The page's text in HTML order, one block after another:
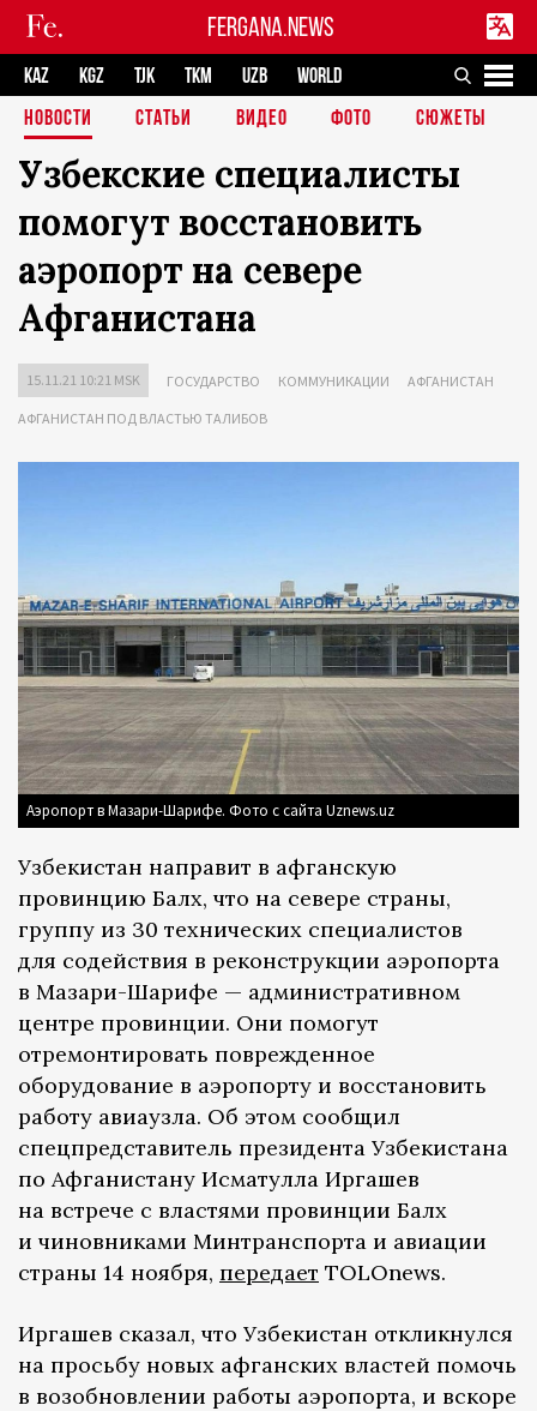
FERGANA.NEWS
KAZ KGZ TJK TKM UZB
WORLD
НОВОСТИ
СТАТЬИ ВИДЕО ФОТО СЮЖЕТЫ
Узбекские специалисты
помогут восстановить
аэропорт на севере
Афганистана
15.11.21 10:21 MSK ГОСУДАРСТВО КОММУНИКАЦИИ АФГАНИСТАН
АФГАНИСТАН ПОД ВЛАСТЬЮ ТАЛИБОВ
Аэропорт в Мазари-Шарифе. Фото с сайта Uznews.uz
Узбекистан направит в афганскую
провинцию Балх, что на севере страны,
группу из 30 технических специалистов
для содействия в реконструкции аэропорта
в Мазари-Шарифе — административном
центре провинции. Они помогут
отремонтировать поврежденное
оборудование в аэропорту и восстановить
работу авиаузла. Об этом сообщил
спецпредставитель президента Узбекистана
по Афганистану Исматулла Иргашев
на встрече с властями провинции Балх
и чиновниками Минтранспорта и авиации
страны 14 ноября, передает TOLOnews.
Иргашев сказал, что Узбекистан откликнулся
на просьбу новых афганских властей помочь
в возобновлении работы аэропорта, и вскоре